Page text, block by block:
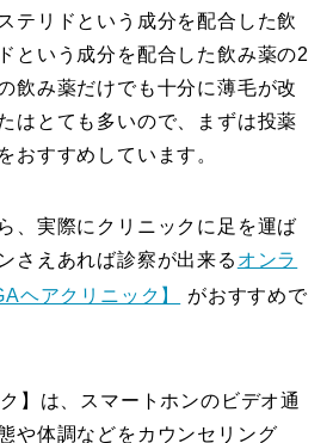
テリドという成分を配合した飲
という成分を配合した飲み薬の2
飲み薬だけでも十分に薄毛が改
はとても多いので、まずは投薬
おすすめしています。
、実際にクリニックに足を運ば
さえあれば診察が出来る オンラ
ヘアクリニック】
がおすすめで
】は、スマートホンのビデオ通
や体調などをカウンセリング